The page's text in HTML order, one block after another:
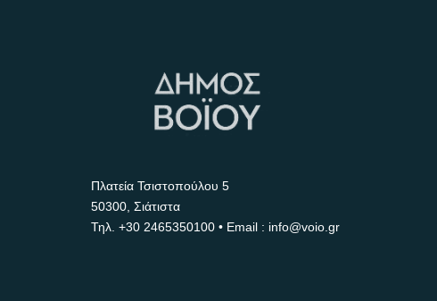
Πλατεία Τσιστοπούλου 5
50300, Σιάτιστα
Τηλ. +30 2465350100 • Email : info@voio.gr